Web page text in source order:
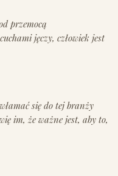
przemocą
jęczy, człowiek jest
się do tej branży
im, że ważne jest, aby to,